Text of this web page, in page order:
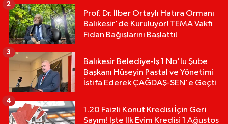
Prof. Dr. İlber Ortaylı Hatıra Ormanı
Balıkesir'de Kuruluyor! TEMA Vakfı
Fidan Bağışlarını Başlattı!
2
Balıkesir Belediye-İş 1 No'lu Şube
Başkanı Hüseyin Pastal ve Yönetimi
İstifa Ederek ÇAĞDAŞ-SEN'e Geçti
3
1.20 Faizli Konut Kredisi İçin Geri
Sayım! İşte İlk Evim Kredisi 1 Ağustos
4